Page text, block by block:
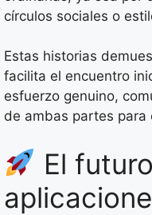
círculos sociales o
Estas historias
facilita el encuentro
esfuerzo genuino,
de ambas partes para
El